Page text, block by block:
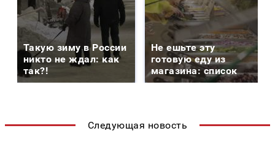
Такую зиму в России
никто не ждал: как
так?!
Не ешьте эту
готовую еду из
магазина: список
Следующая новость